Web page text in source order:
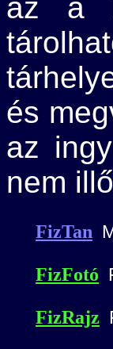
az a
és
az
nem
FizTan
FizFotó
FizRajz